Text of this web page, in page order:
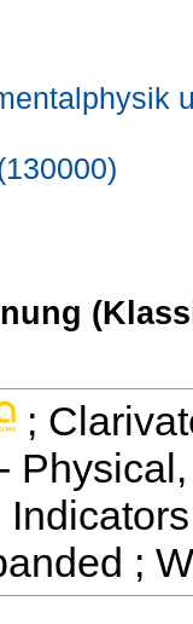
;
;